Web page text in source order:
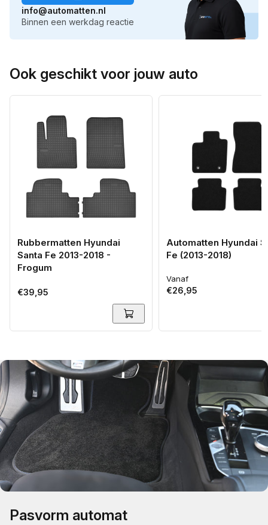
info@automatten.nl
Binnen een werkdag reactie
Ook geschikt voor jouw auto
Rubbermatten Hyundai
Santa Fe 2013-2018 -
Frogum
Normale
€39,95
Automatten Hyundai
Fe (2013-2018)
Normale
prijs
Vanaf
€26,95
Pasvorm automat